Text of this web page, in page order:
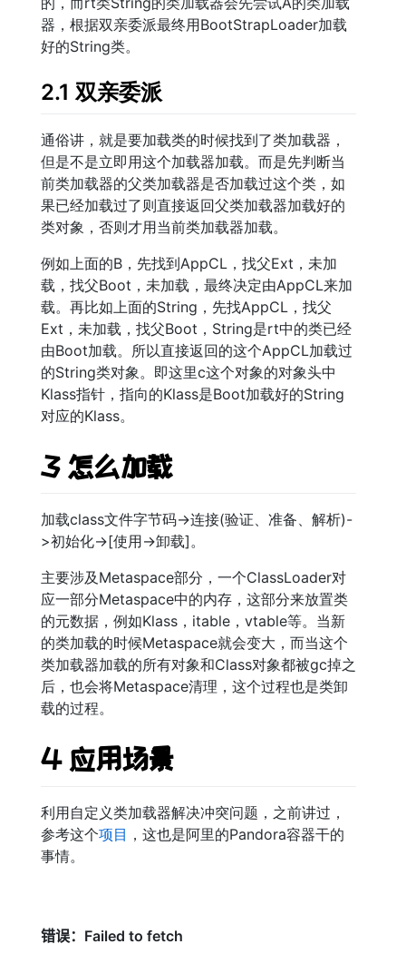
器，根据双亲委派最终用BootStrapLoader加载
好的String类。
2.1 双亲委派
通俗讲，就是要加载类的时候找到了类加载器，
但是不是立即用这个加载器加载。而是先判断当
前类加载器的父类加载器是否加载过这个类，如
果已经加载过了则直接返回父类加载器加载好的
类对象，否则才用当前类加载器加载。
例如上面的B，先找到AppCL，找父Ext，未加
载，找父Boot，未加载，最终决定由AppCL来加
载。再比如上面的String，先找AppCL，找父
Ext，未加载，找父Boot，String是rt中的类已经
由Boot加载。所以直接返回的这个AppCL加载过
的String类对象。即这里c这个对象的对象头中
Klass指针，指向的Klass是Boot加载好的String
对应的Klass。
3 怎么加载
加载class文件字节码->连接(验证、准备、解析)-
>初始化->[使用->卸载]。
主要涉及Metaspace部分，一个ClassLoader对
应一部分Metaspace中的内存，这部分来放置类
的元数据，例如Klass，itable，vtable等。当新
的类加载的时候Metaspace就会变大，而当这个
类加载器加载的所有对象和Class对象都被gc掉之
后，也会将Metaspace清理，这个过程也是类卸
载的过程。
4 应用场景
利用自定义类加载器解决冲突问题，之前讲过，
参考这个项目 ，这也是阿里的Pandora容器干的
事情。